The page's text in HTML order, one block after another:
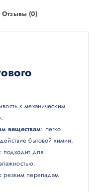
Отзывы (0)
к механическим
веществам: легко
бытовой химии.
: подходит для
резким перепадам